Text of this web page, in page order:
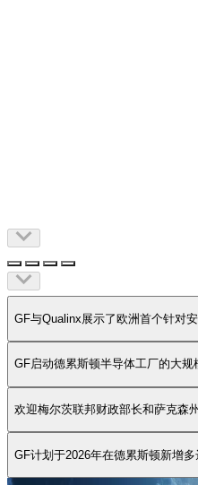
计
于
2026
年
在
德
累
斯
顿
新
GF与Qualinx展示了欧洲首个针对
GF启动德累斯顿半导体工厂的大规
欢迎梅尔茨联邦财政部长和萨克森
GF计划于2026年在德累斯顿新增